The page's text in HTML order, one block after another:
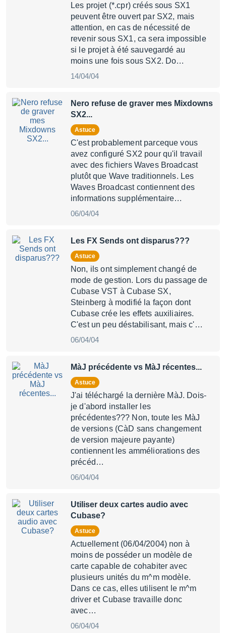
Les projet (*.cpr) créés sous SX1
peuvent être ouvert par SX2, mais
attention, en cas de nécessité de
revenir sous SX1, ca sera impossible
si le projet à été sauvegardé au
moins une fois sous SX2. Do…
14/04/04
Nero refuse de graver mes Mixdowns
SX2...
Astuce
C'est probablement parceque vous
avez configuré SX2 pour qu'il travail
avec des fichiers Waves Broadcast
plutôt que Wave traditionnels. Les
Waves Broadcast contiennent des
informations supplémentaire…
06/04/04
Les FX Sends ont disparus???
Astuce
Non, ils ont simplement changé de
mode de gestion. Lors du passage de
Cubase VST à Cubase SX,
Steinberg à modifié la façon dont
Cubase crée les effets auxiliaires.
C'est un peu déstabilisant, mais c'…
06/04/04
MàJ précédente vs MàJ récentes...
Astuce
J'ai téléchargé la dernière MàJ. Dois-
je d'abord installer les
précédentes??? Non, toute les MàJ
de versions (CàD sans changement
de version majeure payante)
contiennent les amméliorations des
précéd…
06/04/04
Utiliser deux cartes audio avec
Cubase?
Astuce
Actuellement (06/04/2004) non à
moins de posséder un modèle de
carte capable de cohabiter avec
plusieurs unités du m^m modèle.
Dans ce cas, elles utilisent le m^m
driver et Cubase travaille donc
avec…
06/04/04